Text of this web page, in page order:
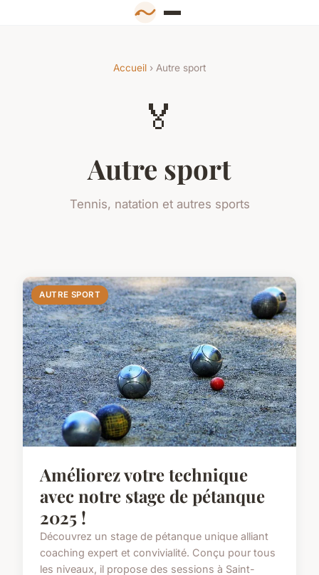
Accueil › Autre sport
🏅
Autre sport
Tennis, natation et autres sports
AUTRE SPORT
Améliorez votre technique
avec notre stage de pétanque
2025 !
Découvrez un stage de pétanque unique alliant
coaching expert et convivialité. Conçu pour tous
les niveaux, il propose des sessions à Saint-